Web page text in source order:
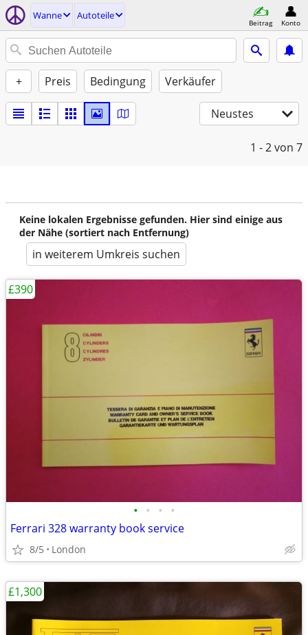
Wanne Autoteile
Beitrag Konto
+ Preis Bedingung Verkäufer
Neustes
1 - 2von 7
Keine lokalen Ergebnisse gefunden. Hier sind einige aus
der Nähe (sortiert nach Entfernung)
in weiterem Umkreis suchen
• • • •
Ferrari 328 warranty book service
8/5 London
£390
£1,300